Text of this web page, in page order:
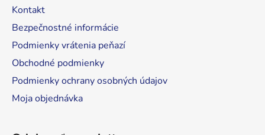
Kontakt
Bezpečnostné informácie
Podmienky vrátenia peňazí
Obchodné podmienky
Podmienky ochrany osobných údajov
Moja objednávka